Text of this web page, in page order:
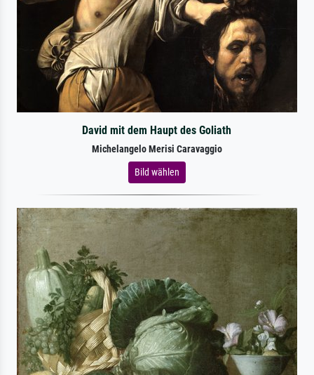
David mit dem Haupt des Goliath
Michelangelo Merisi Caravaggio
Bild wählen